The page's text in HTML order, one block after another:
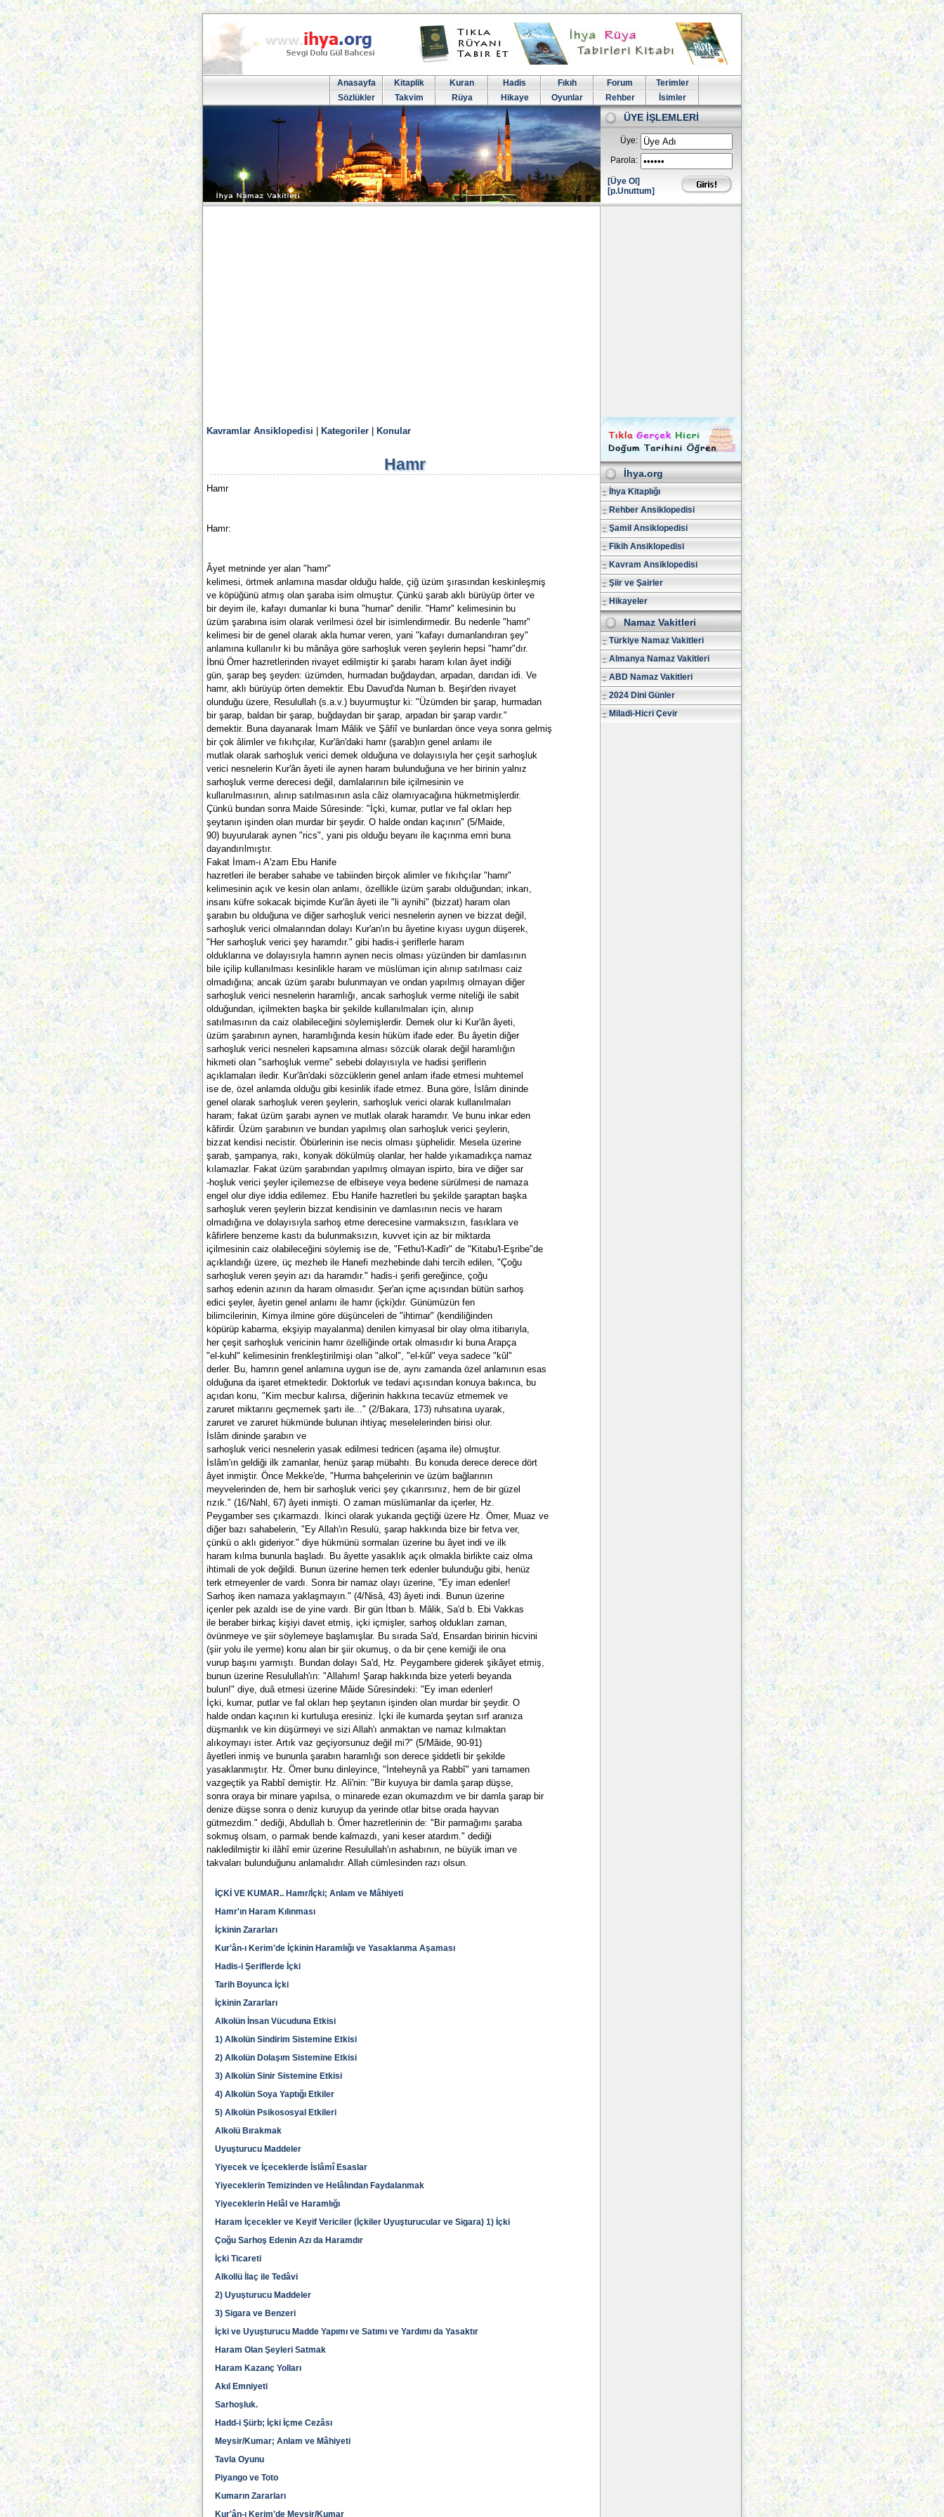
Anasayfa Kitaplik Kuran Hadis Fıkıh Forum
Terimler
Sözlükler
Takvim Rüya Hikaye Oyunlar Rehber İsimler
ÜYE İŞLEMLERİ
Üye:
Parola:
[Üye Ol]
[p.Unuttum]
Kavramlar Ansiklopedisi Kategoriler Konular
Hamr
Hamr
Hamr:
Âyet metninde yer alan "hamr"
kelimesi, örtmek anlamına masdar olduğu halde, çiğ üzüm şırasından keskinleşmiş
ve köpüğünü atmış olan şaraba isim olmuştur. Çünkü şarab aklı bürüyüp örter ve
bir deyim ile, kafayı dumanlar ki buna "humar" denilir. "Hamr" kelimesinin bu
üzüm şarabına isim olarak verilmesi özel bir isimlendirmedir. Bu nedenle "hamr"
kelimesi bir de genel olarak akla humar veren, yani "kafayı dumanlandıran şey"
anlamına kullanılır ki bu mânâya göre sarhoşluk veren şeylerin hepsi "hamr"dır.
İbnü Ömer hazretlerinden rivayet edilmiştir ki şarabı haram kılan âyet indiği
gün, şarap beş şeyden: üzümden, hurmadan buğdaydan, arpadan, darıdan idi. Ve
hamr, aklı bürüyüp örten demektir. Ebu Davud'da Numan b. Beşir'den rivayet
olunduğu üzere, Resulullah (s.a.v.) buyurmuştur ki: "Üzümden bir şarap, hurmadan
bir şarap, baldan bir şarap, buğdaydan bir şarap, arpadan bir şarap vardır."
demektir. Buna dayanarak İmam Mâlik ve Şâfiî ve bunlardan önce veya sonra gelmiş
bir çok âlimler ve fıkıhçılar, Kur'ân'daki hamr (şarab)ın genel anlamı ile
mutlak olarak sarhoşluk verici demek olduğuna ve dolayısıyla her çeşit sarhoşluk
verici nesnelerin Kur'ân âyeti ile aynen haram bulunduğuna ve her birinin yalnız
sarhoşluk verme derecesi değil, damlalarının bile içilmesinin ve
kullanılmasının, alınıp satılmasının asla câiz olamıyacağına hükmetmişlerdir.
Çünkü bundan sonra Maide Sûresinde: "İçki, kumar, putlar ve fal okları hep
şeytanın işinden olan murdar bir şeydir. O halde ondan kaçının" (5/Maide,
90) buyurularak aynen "rics", yani pis olduğu beyanı ile kaçınma emri buna
dayandırılmıştır.
Fakat İmam-ı A'zam Ebu Hanife
hazretleri ile beraber sahabe ve tabiinden birçok alimler ve fıkıhçılar "hamr"
kelimesinin açık ve kesin olan anlamı, özellikle üzüm şarabı olduğundan; inkarı,
insanı küfre sokacak biçimde Kur'ân âyeti ile "li aynihi" (bizzat) haram olan
şarabın bu olduğuna ve diğer sarhoşluk verici nesnelerin aynen ve bizzat değil,
sarhoşluk verici olmalarından dolayı Kur'an'ın bu âyetine kıyası uygun düşerek,
"Her sarhoşluk verici şey haramdır." gibi hadis-i şeriflerle haram
olduklarına ve dolayısıyla hamrın aynen necis olması yüzünden bir damlasının
bile içilip kullanılması kesinlikle haram ve müslüman için alınıp satılması caiz
olmadığına; ancak üzüm şarabı bulunmayan ve ondan yapılmış olmayan diğer
sarhoşluk verici nesnelerin haramlığı, ancak sarhoşluk verme niteliği ile sabit
olduğundan, içilmekten başka bir şekilde kullanılmaları için, alınıp
satılmasının da caiz olabileceğini söylemişlerdir. Demek olur ki Kur'ân âyeti,
üzüm şarabının aynen, haramlığında kesin hüküm ifade eder. Bu âyetin diğer
sarhoşluk verici nesneleri kapsamına alması sözcük olarak değil haramlığın
hikmeti olan "sarhoşluk verme" sebebi dolayısıyla ve hadisi şeriflerin
açıklamaları iledir. Kur'ân'daki sözcüklerin genel anlam ifade etmesi muhtemel
ise de, özel anlamda olduğu gibi kesinlik ifade etmez. Buna göre, İslâm dininde
genel olarak sarhoşluk veren şeylerin, sarhoşluk verici olarak kullanılmaları
haram; fakat üzüm şarabı aynen ve mutlak olarak haramdır. Ve bunu inkar eden
kâfirdir. Üzüm şarabının ve bundan yapılmış olan sarhoşluk verici şeylerin,
bizzat kendisi necistir. Öbürlerinin ise necis olması şüphelidir. Mesela üzerine
şarab, şampanya, rakı, konyak dökülmüş olanlar, her halde yıkamadıkça namaz
kılamazlar. Fakat üzüm şarabından yapılmış olmayan ispirto, bira ve diğer sar
-hoşluk verici şeyler içilemezse de elbiseye veya bedene sürülmesi de namaza
engel olur diye iddia edilemez. Ebu Hanife hazretleri bu şekilde şaraptan başka
sarhoşluk veren şeylerin bizzat kendisinin ve damlasının necis ve haram
olmadığına ve dolayısıyla sarhoş etme derecesine varmaksızın, fasıklara ve
kâfirlere benzeme kastı da bulunmaksızın, kuvvet için az bir miktarda
içilmesinin caiz olabileceğini söylemiş ise de, "Fethu'l-Kadîr" de "Kitabu'l-Eşribe"de
açıklandığı üzere, üç mezheb ile Hanefi mezhebinde dahi tercih edilen, "Çoğu
sarhoşluk veren şeyin azı da haramdır." hadis-i şerifi gereğince, çoğu
sarhoş edenin azının da haram olmasıdır. Şer'an içme açısından bütün sarhoş
edici şeyler, âyetin genel anlamı ile hamr (içki)dır. Günümüzün fen
bilimcilerinin, Kimya ilmine göre düşünceleri de "ihtimar" (kendiliğinden
köpürüp kabarma, ekşiyip mayalanma) denilen kimyasal bir olay olma itibarıyla,
her çeşit sarhoşluk vericinin hamr özelliğinde ortak olmasıdır ki buna Arapça
"el-kuhl" kelimesinin frenkleştirilmişi olan "alkol", "el-kûl" veya sadece "kûl"
derler. Bu, hamrın genel anlamına uygun ise de, aynı zamanda özel anlamının esas
olduğuna da işaret etmektedir. Doktorluk ve tedavi açısından konuya bakınca, bu
açıdan konu, "Kim mecbur kalırsa, diğerinin hakkına tecavüz etmemek ve
zaruret miktarını geçmemek şartı ile..." (2/Bakara, 173) ruhsatına uyarak,
zaruret ve zaruret hükmünde bulunan ihtiyaç meselelerinden birisi olur.
İslâm dininde şarabın ve
sarhoşluk verici nesnelerin yasak edilmesi tedricen (aşama ile) olmuştur.
İslâm'ın geldiği ilk zamanlar, henüz şarap mübahtı. Bu konuda derece derece dört
âyet inmiştir. Önce Mekke'de, "Hurma bahçelerinin ve üzüm bağlarının
meyvelerinden de, hem bir sarhoşluk verici şey çıkarırsınız, hem de bir güzel
rızık." (16/Nahl, 67) âyeti inmişti. O zaman müslümanlar da içerler, Hz.
Peygamber ses çıkarmazdı. İkinci olarak yukarıda geçtiği üzere Hz. Ömer, Muaz ve
diğer bazı sahabelerin, "Ey Allah'ın Resulü, şarap hakkında bize bir fetva ver,
çünkü o aklı gideriyor." diye hükmünü sormaları üzerine bu âyet indi ve ilk
haram kılma bununla başladı. Bu âyette yasaklık açık olmakla birlikte caiz olma
ihtimali de yok değildi. Bunun üzerine hemen terk edenler bulunduğu gibi, henüz
terk etmeyenler de vardı. Sonra bir namaz olayı üzerine, "Ey iman edenler!
Sarhoş iken namaza yaklaşmayın." (4/Nisâ, 43) âyeti indi. Bunun üzerine
içenler pek azaldı ise de yine vardı. Bir gün İtban b. Mâlik, Sa'd b. Ebi Vakkas
ile beraber birkaç kişiyi davet etmiş, içki içmişler, sarhoş oldukları zaman,
övünmeye ve şiir söylemeye başlamışlar. Bu sırada Sa'd, Ensardan birinin hicvini
(şiir yolu ile yerme) konu alan bir şiir okumuş, o da bir çene kemiği ile ona
vurup başını yarmıştı. Bundan dolayı Sa'd, Hz. Peygambere giderek şikâyet etmiş,
bunun üzerine Resulullah'ın: "Allahım! Şarap hakkında bize yeterli beyanda
bulun!" diye, duâ etmesi üzerine Mâide Sûresindeki: "Ey iman edenler!
İçki, kumar, putlar ve fal okları hep şeytanın işinden olan murdar bir şeydir. O
halde ondan kaçının ki kurtuluşa eresiniz. İçki ile kumarda şeytan sırf aranıza
düşmanlık ve kin düşürmeyi ve sizi Allah'ı anmaktan ve namaz kılmaktan
alıkoymayı ister. Artık vaz geçiyorsunuz değil mi?" (5/Mâide, 90-91)
âyetleri inmiş ve bununla şarabın haramlığı son derece şiddetli bir şekilde
yasaklanmıştır. Hz. Ömer bunu dinleyince, "İnteheynâ ya Rabbî" yani tamamen
vazgeçtik ya Rabbî demiştir. Hz. Ali'nin: "Bir kuyuya bir damla şarap düşse,
sonra oraya bir minare yapılsa, o minarede ezan okumazdım ve bir damla şarap bir
denize düşse sonra o deniz kuruyup da yerinde otlar bitse orada hayvan
gütmezdim." dediği, Abdullah b. Ömer hazretlerinin de: "Bir parmağımı şaraba
sokmuş olsam, o parmak bende kalmazdı, yani keser atardım." dediği
nakledilmiştir ki ilâhî emir üzerine Resulullah'ın ashabının, ne büyük iman ve
takvaları bulunduğunu anlamalıdır. Allah cümlesinden razı olsun.
İÇKİ VE KUMAR.. Hamr/İçki; Anlam ve Mâhiyeti
Hamr'ın Haram Kılınması
İçkinin Zararları
Kur'ân-ı Kerim'de İçkinin Haramlığı ve Yasaklanma Aşaması
Hadis-i Şeriflerde İçki
Tarih Boyunca İçki
İçkinin Zararları
Alkolün İnsan Vücuduna Etkisi
1) Alkolün Sindirim Sistemine Etkisi
2) Alkolün Dolaşım Sistemine Etkisi
3) Alkolün Sinir Sistemine Etkisi
4) Alkolün Soya Yaptığı Etkiler
5) Alkolün Psikososyal Etkileri
Alkolü Bırakmak
Uyuşturucu Maddeler
Yiyecek ve İçeceklerde İslâmî Esaslar
Yiyeceklerin Temizinden ve Helâlından Faydalanmak
Yiyeceklerin Helâl ve Haramlığı
Haram İçecekler ve Keyif Vericiler (İçkiler Uyuşturucular ve Sigara) 1) İçki
Çoğu Sarhoş Edenin Azı da Haramdır
İçki Ticareti
Alkollü İlaç ile Tedâvi
2) Uyuşturucu Maddeler
3) Sigara ve Benzeri
İçki ve Uyuşturucu Madde Yapımı ve Satımı ve Yardımı da Yasaktır
Haram Olan Şeyleri Satmak
Haram Kazanç Yolları
Akıl Emniyeti
Sarhoşluk.
Hadd-i Şürb; İçki İçme Cezâsı
Meysir/Kumar; Anlam ve Mâhiyeti
Tavla Oyunu
Piyango ve Toto
Kumarın Zararları
Kur'ân-ı Kerim'de Meysir/Kumar
İhya.org
İhya Kitaplığı
Rehber Ansiklopedisi
Şamil Ansiklopedisi
Fikih Ansiklopedisi
Kavram Ansiklopedisi
Şiir ve Şairler
Hikayeler
Namaz Vakitleri
Türkiye Namaz Vakitleri
Almanya Namaz Vakitleri
ABD Namaz Vakitleri
2024 Dini Günler
Miladi-Hicri Çevir